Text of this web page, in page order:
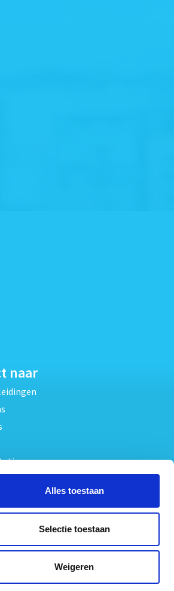
Alles toestaan
Selectie toestaan
Weigeren
naar
voorwaarden
verklaring